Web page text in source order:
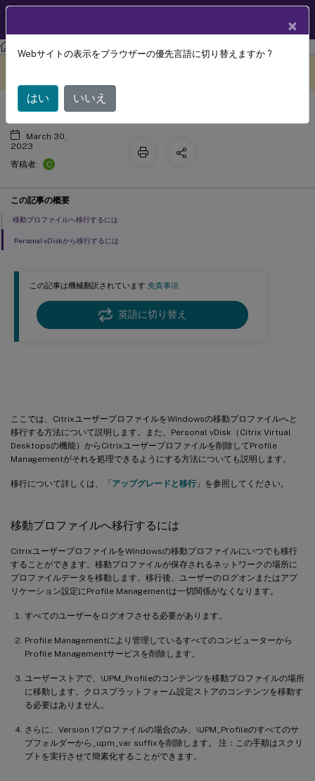
Profile Management Profile Management 2212
この記事は機械翻訳されています.免責事項
英語に切り替え
ここでは、CitrixユーザープロファイルをWindowsの移動プロファイルへと
移行する方法について説明します。また、Personal vDisk（Citrix Virtual
Desktopsの機能）からCitrixユーザープロファイルを削除してProfile
Managementがそれを処理できるようにする方法についても説明します。
移行について詳しくは、「アップグレードと移行 」を参照してください。
移動プロファイルへ移行するには
CitrixユーザープロファイルをWindowsの移動プロファイルにいつでも移行
することができます。移動プロファイルが保存されるネットワークの場所に
プロファイルデータを移動します。移行後、ユーザーのログオンまたはアプ
リケーション設定にProfile Managementは一切関係がなくなります。
すべてのユーザーをログオフさせる必要があります。
Profile Managementにより管理しているすべてのコンピューターから
Profile Managementサービスを削除します。
ユーザーストアで、\UPM_Profileのコンテンツを移動プロファイルの場所
に移動します。クロスプラットフォーム設定ストアのコンテンツを移動す
る必要はありません。
さらに、Version 1プロファイルの場合のみ、\UPM_Profileのすべてのサ
ブフォルダーから_upm_var suffixを削除します。 注：この手順はスクリ
プトを実行させて簡素化することができます。
ユーザープロファイルの移行
March 30,
2023
寄稿者:
C
この記事の概要
移動プロファイルへ移行するには
Personal vDiskから移行するには
×
Webサイトの表示をブラウザーの優先言語に切り替えますか ?
はい いいえ